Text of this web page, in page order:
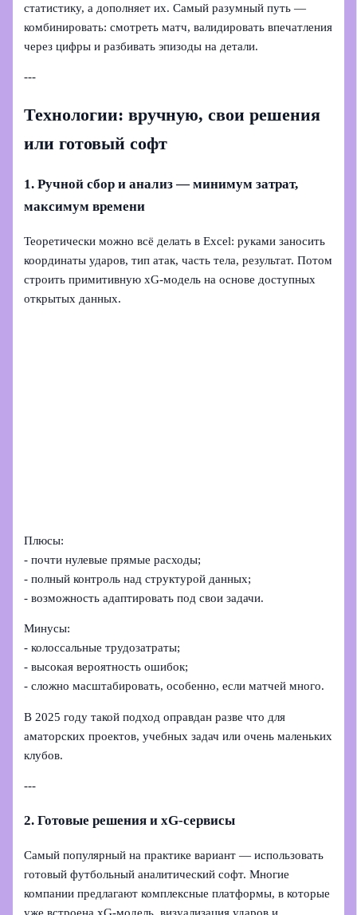
статистику, а дополняет их. Самый разумный путь —
комбинировать: смотреть матч, валидировать впечатления
через цифры и разбивать эпизоды на детали.
---
Технологии: вручную, свои решения
или готовый софт
1. Ручной сбор и анализ — минимум затрат,
максимум времени
Теоретически можно всё делать в Excel: руками заносить
координаты ударов, тип атак, часть тела, результат. Потом
строить примитивную xG-модель на основе доступных
открытых данных.
Плюсы:
- почти нулевые прямые расходы;
- полный контроль над структурой данных;
- возможность адаптировать под свои задачи.
Минусы:
- колоссальные трудозатраты;
- высокая вероятность ошибок;
- сложно масштабировать, особенно, если матчей много.
В 2025 году такой подход оправдан разве что для
аматорских проектов, учебных задач или очень маленьких
клубов.
---
2. Готовые решения и xG-сервисы
Самый популярный на практике вариант — использовать
готовый футбольный аналитический софт. Многие
компании предлагают комплексные платформы, в которые
уже встроена xG-модель, визуализация ударов и